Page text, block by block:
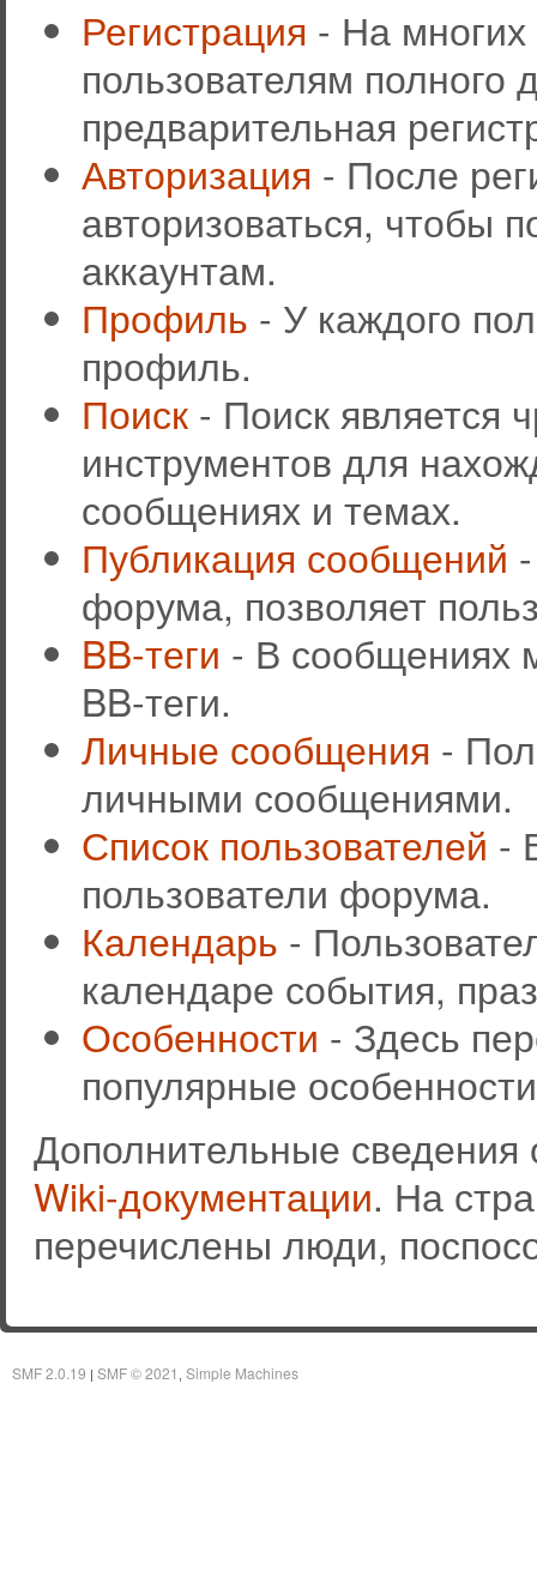
Регистрация - На
пользователям полного
предварительная
Авторизация - После
авторизоваться, чтобы
аккаунтам.
Профиль - У каждого
профиль.
Поиск - Поиск является
инструментов для
сообщениях и темах.
Публикация сообщений
форума, позволяет
BB-теги - В сообщениях
BB-теги.
Личные сообщения -
личными сообщениями.
Список пользователей -
пользователи форума.
Календарь -
календаре события,
Особенности - Здесь
популярные
Дополнительные
Wiki-документации. На
перечислены люди,
SMF 2.0.19 | SMF © 2021 Simple Machines